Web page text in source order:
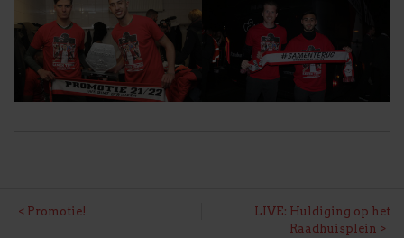
BERICHT
Promotie!
LIVE: Huldiging op het
Raadhuisplein